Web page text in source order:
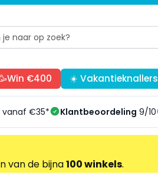
€400 ☀️ Vakantieknallers
vanaf €35* Klantbeoordeling 9/10
van de bijna100 winkels.